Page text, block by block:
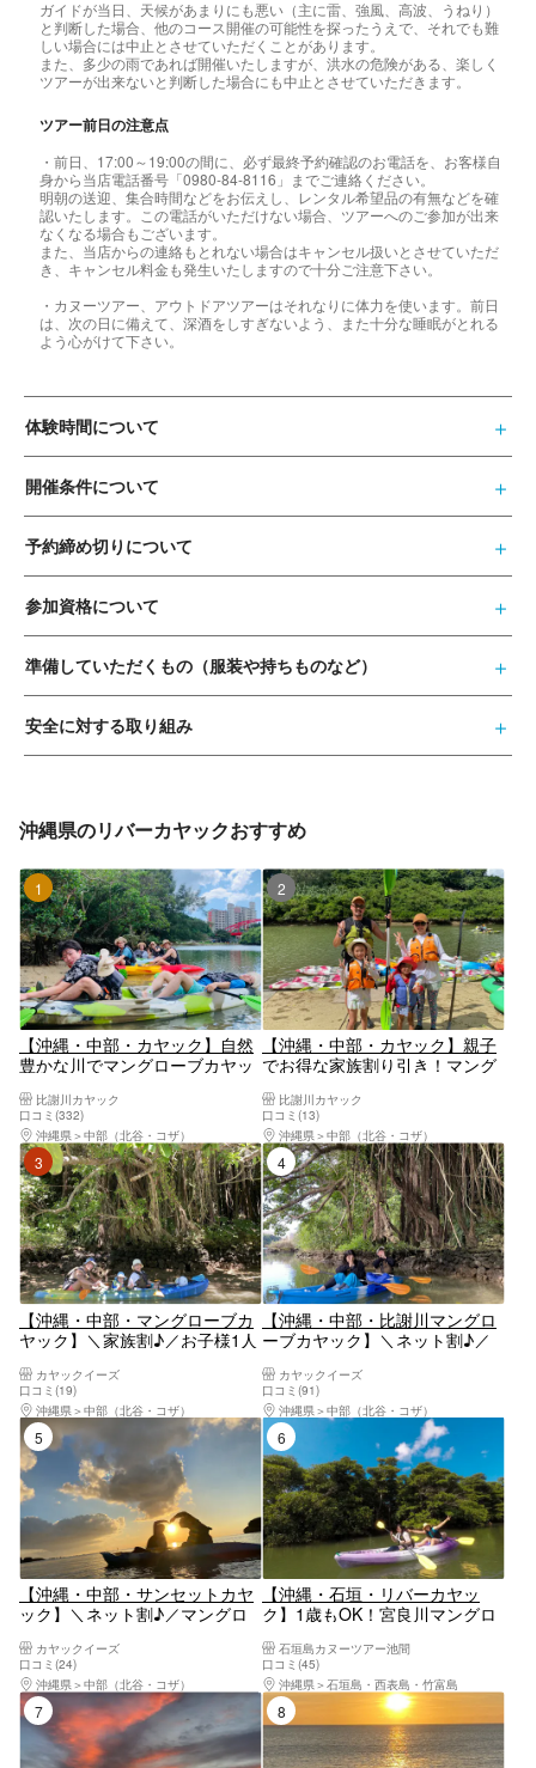
ガイドが当日、天候があまりにも悪い（主に雷、強風、高波、うねり）
と判断した場合、他のコース開催の可能性を探ったうえで、それでも難
しい場合には中止とさせていただくことがあります。
また、多少の雨であれば開催いたしますが、洪水の危険がある、楽しく
ツアーが出来ないと判断した場合にも中止とさせていただきます。
ツアー前日の注意点
・前日、17:00～19:00の間に、必ず最終予約確認のお電話を、お客様自
身から当店電話番号「0980-84-8116」までご連絡ください。
明朝の送迎、集合時間などをお伝えし、レンタル希望品の有無などを確
認いたします。この電話がいただけない場合、ツアーへのご参加が出来
なくなる場合もございます。
また、当店からの連絡もとれない場合はキャンセル扱いとさせていただ
き、キャンセル料金も発生いたしますので十分ご注意下さい。
・カヌーツアー、アウトドアツアーはそれなりに体力を使います。前日
は、次の日に備えて、深酒をしすぎないよう、また十分な睡眠がとれる
よう心がけて下さい。
体験時間について
開催条件について
予約締め切りについて
参加資格について
準備していただくもの（服装や持ちものなど）
安全に対する取り組み
沖縄県のリバーカヤックおすすめ
1位
【沖縄・中部・カヤック】自然
豊かな川でマングローブカヤッ
謝川でマングローブ探検！当日
予約OK！お子様でも楽しめる★
更衣室シャワー室完備★
比謝川カヤック
口コミ(332)
沖縄県
中部（北谷・コザ）
2位
【沖縄・中部・カヤック】親子
でお得な家族割り引き！マング
ンネルをくぐって★親子で思い
出作り・水上探検
比謝川カヤック
口コミ(13)
沖縄県
中部（北谷・コザ）
3位
【沖縄・中部・マングローブカ
ヤック】＼家族割♪／お子様1人
ス抜群！ツアー画像プレゼン
ト！比謝川マングローブカヤッ
ク
カヤックイーズ
口コミ(19)
沖縄県
中部（北谷・コザ）
4位
【沖縄・中部・比謝川マングロ
ーブカヤック】＼ネット割♪／
ス抜群！那覇から45分、恩納村
から20分！ツアー画像プレゼン
ト！比謝川マングローブカヤッ
ク
カヤックイーズ
口コミ(91)
沖縄県
中部（北谷・コザ）
5位
【沖縄・中部・サンセットカヤ
ック】＼ネット割♪／マングロ
でお得！カップル、女子グルー
プに大人気！ツアー画像プレゼ
ント！比謝川サンセットカヤッ
ク
カヤックイーズ
口コミ(24)
沖縄県
中部（北谷・コザ）
6位
【沖縄・石垣・リバーカヤッ
ク】1歳もOK！宮良川マングロ
石垣島カヌーツアー池間
口コミ(45)
沖縄県
石垣島・西表島・竹富島
7位